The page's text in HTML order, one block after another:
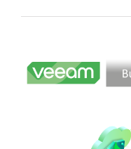
View
Larger